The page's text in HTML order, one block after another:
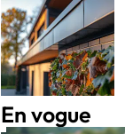
En vogue